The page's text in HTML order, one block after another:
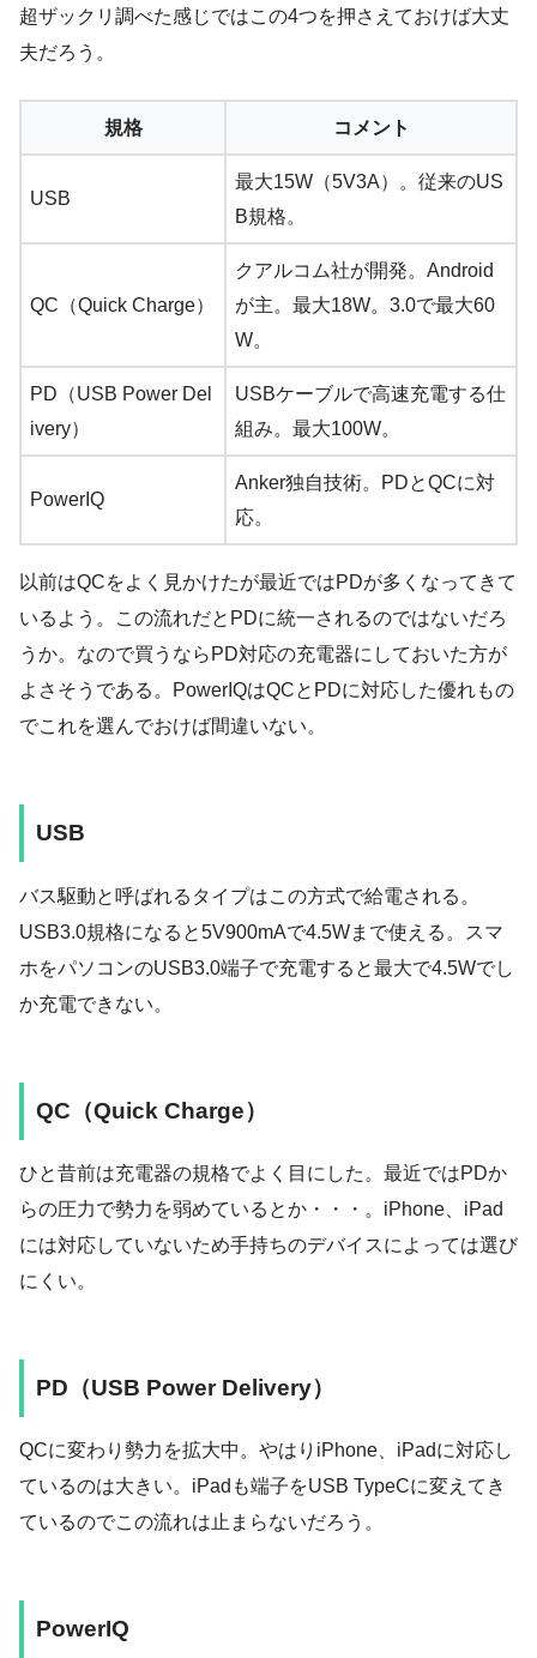
超ザックリ調べた感じではこの4つを押さえておけば大丈
夫だろう。
規格 コメント
USB
最大15W（5V3A）。従来のUS
B規格。
QC（Quick Charge）
クアルコム社が開発。Android
が主。最大18W。3.0で最大60
W。
PD（USB Power Del
ivery）
USBケーブルで高速充電する仕
組み。最大100W。
PowerIQ
Anker独自技術。PDとQCに対
応。
以前はQCをよく見かけたが最近ではPDが多くなってきて
いるよう。この流れだとPDに統一されるのではないだろ
うか。なので買うならPD対応の充電器にしておいた方が
よさそうである。PowerIQはQCとPDに対応した優れもの
でこれを選んでおけば間違いない。
USB
バス駆動と呼ばれるタイプはこの方式で給電される。
USB3.0規格になると5V900mAで4.5Wまで使える。スマ
ホをパソコンのUSB3.0端子で充電すると最大で4.5Wでし
か充電できない。
QC（Quick Charge）
ひと昔前は充電器の規格でよく目にした。最近ではPDか
らの圧力で勢力を弱めているとか・・・。iPhone、iPad
には対応していないため手持ちのデバイスによっては選び
にくい。
PD（USB Power Delivery）
QCに変わり勢力を拡大中。やはりiPhone、iPadに対応し
ているのは大きい。iPadも端子をUSB TypeCに変えてき
ているのでこの流れは止まらないだろう。
PowerIQ